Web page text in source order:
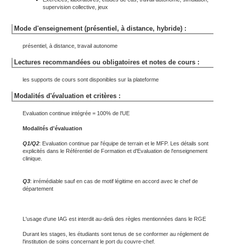
supervision collective, jeux
Mode d'enseignement (présentiel, à distance, hybride) :
présentiel, à distance, travail autonome
Lectures recommandées ou obligatoires et notes de cours :
les supports de cours sont disponibles sur la plateforme
Modalités d'évaluation et critères :
Evaluation continue intégrée = 100% de l'UE
Modalités d'évaluation
Q1/Q2: Evaluation continue par l'équipe de terrain et le MFP. Les détails sont
explicités dans le Référentiel de Formation et d'Evaluation de l'enseignement
clinique.
Q3: irrémédiable sauf en cas de motif légitime en accord avec le chef de
département
L'usage d'une IAG est interdit au-delà des règles mentionnées dans le RGE
Durant les stages, les étudiants sont tenus de se conformer au réglement de
l'institution de soins concernant le port du couvre-chef.